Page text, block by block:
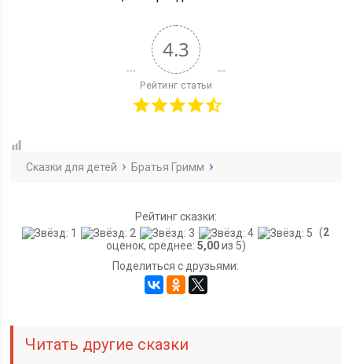
4.3
Рейтинг статьи
Сказки для детей Братья Гримм
Рейтинг сказки:
(2
оценок, среднее: 5,00из 5)
Поделиться с друзьями:
Читать другие сказки